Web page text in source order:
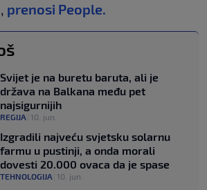
prenosi People.
Svijet je na buretu baruta, ali je
država na Balkana među pet
najsigurnijih
REGIJA 10. jun.
Izgradili najveću svjetsku solarnu
farmu u pustinji, a onda morali
dovesti 20.000 ovaca da je spase
TEHNOLOGIJA 10. jun.